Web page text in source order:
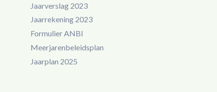
Jaarverslag 2023
Jaarrekening 2023
Formulier ANBI
Meerjarenbeleidsplan
Jaarplan 2025